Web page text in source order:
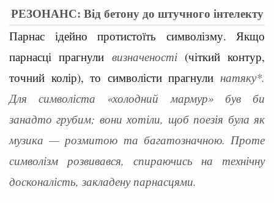
РЕЗОНАНС: Від бетону до штучного інтелекту
Парнас ідейно протистоїть символізму. Якщо
парнасці прагнули визначеності(чіткий контур,
точний колір), то символісти прагнули натяку*.
Для символіста «холодний мармур» був би
занадто грубим; вони хотіли, щоб поезія була як
музика — розмитою та багатозначною. Проте
символізм розвивався, спираючись на технічну
досконалість, закладену парнасцями.